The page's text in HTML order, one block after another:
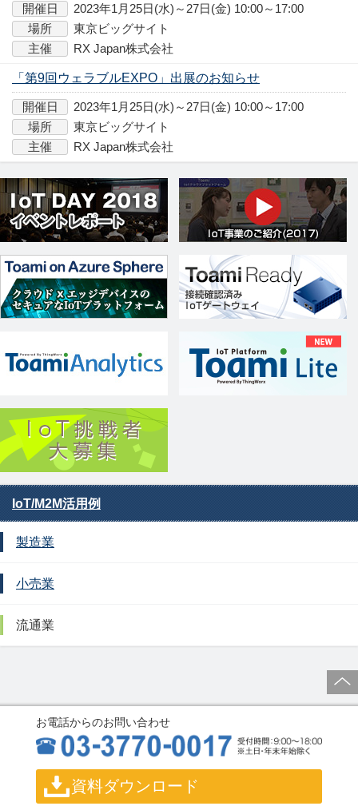
開催日
2023年1月25日(水)～27日(金) 10:00～17:00
場所
東京ビッグサイト
主催
RX Japan株式会社
「第9回ウェラブルEXPO」出展のお知らせ
開催日
2023年1月25日(水)～27日(金) 10:00～17:00
場所
東京ビッグサイト
主催
RX Japan株式会社
IoT/M2M活用例
製造業
小売業
流通業
お電話からのお問い合わせ
資料ダウンロード